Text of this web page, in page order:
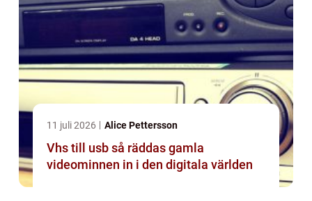
11 juli 2026 Alice Pettersson
Vhs till usb så räddas gamla
videominnen in i den digitala världen